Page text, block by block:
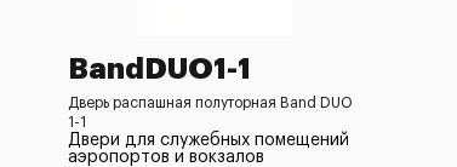
BandDUO1-1
Дверь распашная полуторная Band DUO
1-1
Двери для служебных помещений
аэропортов и вокзалов